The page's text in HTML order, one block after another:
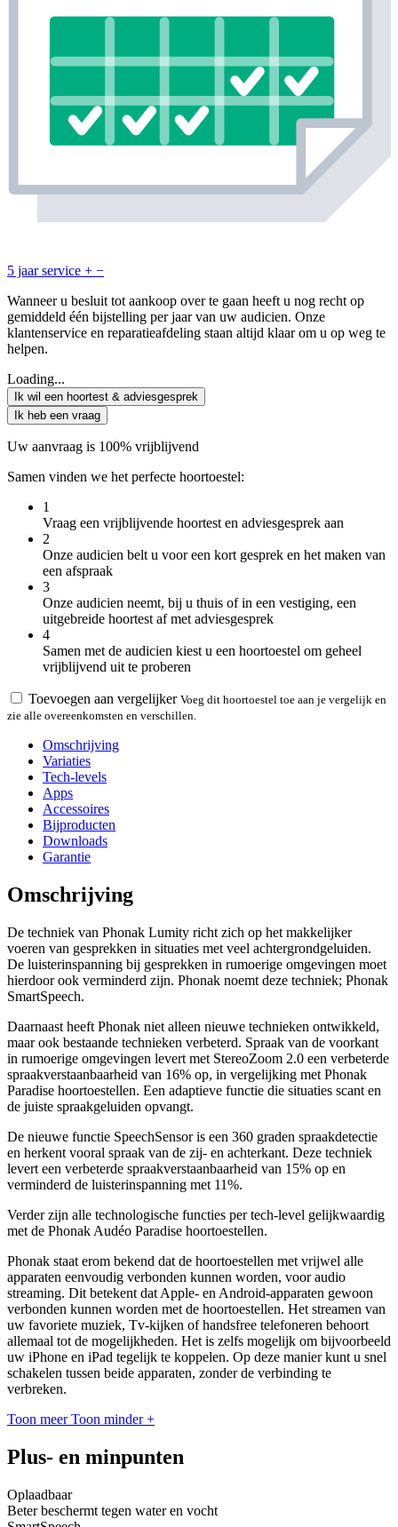
5 jaar service + −
Wanneer u besluit tot aankoop over te gaan heeft u nog recht op
gemiddeld één bijstelling per jaar van uw audicien. Onze
klantenservice en reparatieafdeling staan altijd klaar om u op weg te
helpen.
Loading...
Ik wil een hoortest & adviesgesprek
Ik heb een vraag
Uw aanvraag is 100% vrijblijvend
Samen vinden we het perfecte hoortoestel:
1
Vraag een vrijblijvende hoortest en adviesgesprek aan
2
Onze audicien belt u voor een kort gesprek en het maken van
een afspraak
3
Onze audicien neemt, bij u thuis of in een vestiging, een
uitgebreide hoortest af met adviesgesprek
4
Samen met de audicien kiest u een hoortoestel om geheel
vrijblijvend uit te proberen
Toevoegen aan vergelijker Voeg dit hoortoestel toe aan je vergelijk en
zie alle overeenkomsten en verschillen.
Omschrijving
Variaties
Tech-levels
Apps
Accessoires
Bijproducten
Downloads
Garantie
Omschrijving
De techniek van Phonak Lumity richt zich op het makkelijker
voeren van gesprekken in situaties met veel achtergrondgeluiden.
De luisterinspanning bij gesprekken in rumoerige omgevingen moet
hierdoor ook verminderd zijn. Phonak noemt deze techniek; Phonak
SmartSpeech.
Daarnaast heeft Phonak niet alleen nieuwe technieken ontwikkeld,
maar ook bestaande technieken verbeterd. Spraak van de voorkant
in rumoerige omgevingen levert met StereoZoom 2.0 een verbeterde
spraakverstaanbaarheid van 16% op, in vergelijking met Phonak
Paradise hoortoestellen. Een adaptieve functie die situaties scant en
de juiste spraakgeluiden opvangt.
De nieuwe functie SpeechSensor is een 360 graden spraakdetectie
en herkent vooral spraak van de zij- en achterkant. Deze techniek
levert een verbeterde spraakverstaanbaarheid van 15% op en
verminderd de luisterinspanning met 11%.
Verder zijn alle technologische functies per tech-level gelijkwaardig
met de Phonak Audéo Paradise hoortoestellen.
Phonak staat erom bekend dat de hoortoestellen met vrijwel alle
apparaten eenvoudig verbonden kunnen worden, voor audio
streaming. Dit betekent dat Apple- en Android-apparaten gewoon
verbonden kunnen worden met de hoortoestellen. Het streamen van
uw favoriete muziek, Tv-kijken of handsfree telefoneren behoort
allemaal tot de mogelijkheden. Het is zelfs mogelijk om bijvoorbeeld
uw iPhone en iPad tegelijk te koppelen. Op deze manier kunt u snel
schakelen tussen beide apparaten, zonder de verbinding te
verbreken.
Toon meer Toon minder +
Plus- en minpunten
Oplaadbaar
Beter beschermt tegen water en vocht